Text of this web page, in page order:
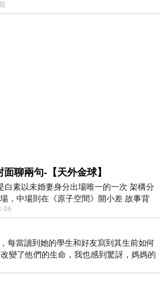
面聊兩句-【天外金球】
白素以未婚妻身分出場唯一的一次 架構分
，中場則在《原子空間》開小差 故事背
藏境外流亡 地下組織
06
每當讀到她的學生和好友寫到其生前如何
變了他們的生命，我也感到驚訝，媽媽的